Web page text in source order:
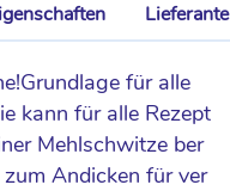
für alle
kann für alle Rezept
Mehlschwitze ber
Andicken für ver